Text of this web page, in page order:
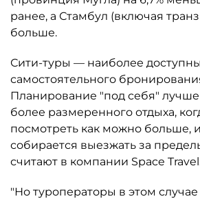
ранее, а Стамбул (включая
больше.
Сити-туры — наиболее
самостоятельного
Планирование "под себя"
более размеренного отдыха,
посмотреть как можно больше,
собирается выезжать за
считают в компании Space
"Но туроператоры в этом случае